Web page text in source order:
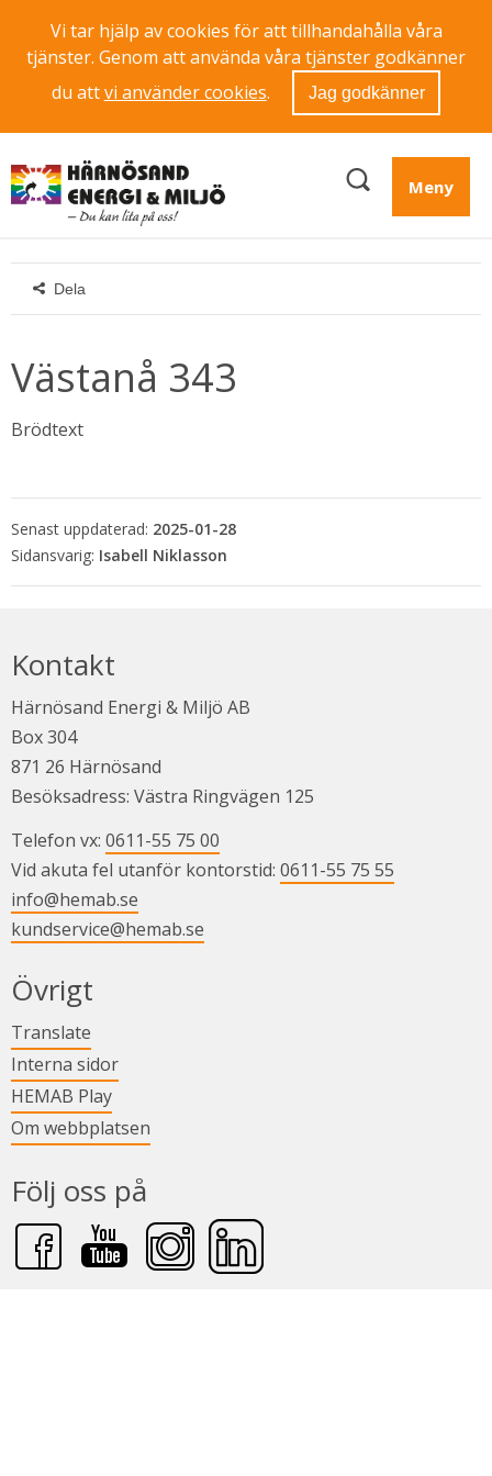
Vi tar hjälp av cookies för att tillhandahålla våra
tjänster. Genom att använda våra tjänster godkänner
du attvi använder cookies. Jag godkänner
Meny
Dela
Västanå 343
Brödtext
Senast uppdaterad: 2025-01-28
Isabell Niklasson
Kontakt
Härnösand Energi & Miljö AB
Box 304
871 26 Härnösand
Besöksadress: Västra Ringvägen 125
Telefon vx: 0611-55 75 00
Vid akuta fel utanför kontorstid: 0611-55 75 55
info@hemab.se
kundservice@hemab.se
Övrigt
Translate
Interna sidorLänk till annan webbplats.
HEMAB PlayLänk till annan webbplats.
Om webbplatsen
Följ oss på